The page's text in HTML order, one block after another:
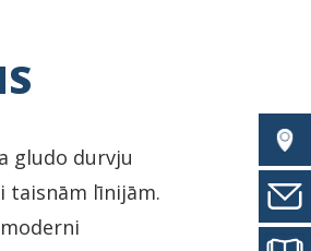
gludo durvju
taisnām līnijām.